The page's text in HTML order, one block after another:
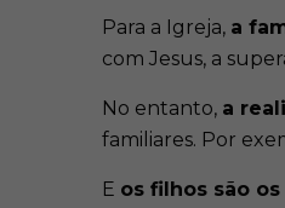
Para a Igreja, a
com Jesus, a
No entanto, a
familiares. Por
E os filhos são